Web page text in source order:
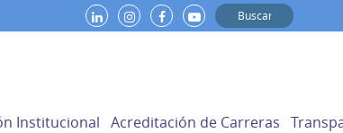
Institucional Acreditación de Carreras